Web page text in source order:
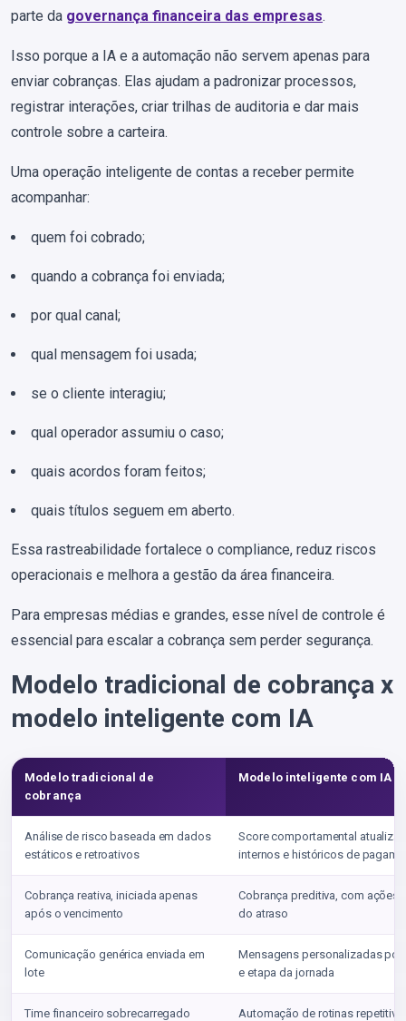
parte da governança financeira das empresas.
Isso porque a IA e a automação não servem apenas para
enviar cobranças. Elas ajudam a padronizar processos,
registrar interações, criar trilhas de auditoria e dar mais
controle sobre a carteira.
Uma operação inteligente de contas a receber permite
acompanhar:
quem foi cobrado;
quando a cobrança foi enviada;
por qual canal;
qual mensagem foi usada;
se o cliente interagiu;
qual operador assumiu o caso;
quais acordos foram feitos;
quais títulos seguem em aberto.
Essa rastreabilidade fortalece o compliance, reduz riscos
operacionais e melhora a gestão da área financeira.
Para empresas médias e grandes, esse nível de controle é
essencial para escalar a cobrança sem perder segurança.
Modelo tradicional de cobrança x
modelo inteligente com IA
Modelo tradicional de
cobrança
Modelo inteligente com IA
Análise de risco baseada em dados
estáticos e retroativos
Score comportamental
internos e históricos de
Cobrança reativa, iniciada apenas
após o vencimento
Cobrança preditiva, com ações
do atraso
Comunicação genérica enviada em
lote
Mensagens personalizadas por
e etapa da jornada
Time financeiro sobrecarregado
Automação de rotinas